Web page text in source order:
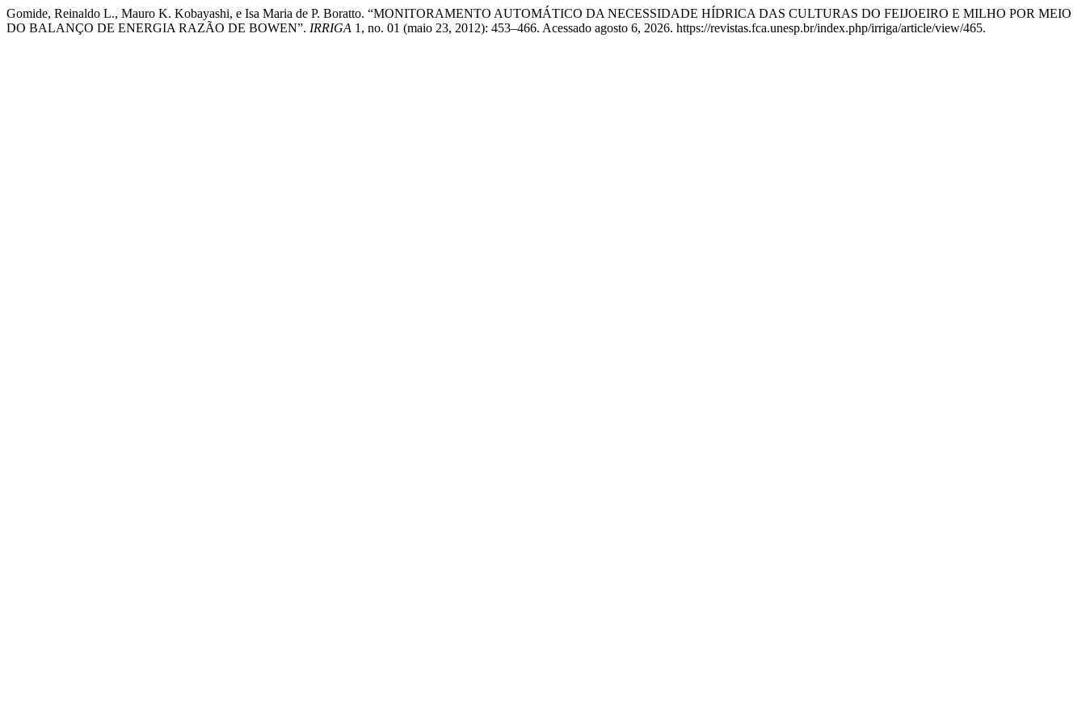
Gomide, Reinaldo L., Mauro K. Kobayashi, e Isa Maria de P. Boratto. “MONITORAMENTO AUTOMÁTICO DA NECESSIDADE HÍDRICA DAS CULTURAS DO FEIJOEIRO E MILHO POR MEIO
DO BALANÇO DE ENERGIA RAZÃO DE BOWEN”. IRRIGA 1, no. 01 (maio 23, 2012): 453–466. Acessado agosto 6, 2026. https://revistas.fca.unesp.br/index.php/irriga/article/view/465.